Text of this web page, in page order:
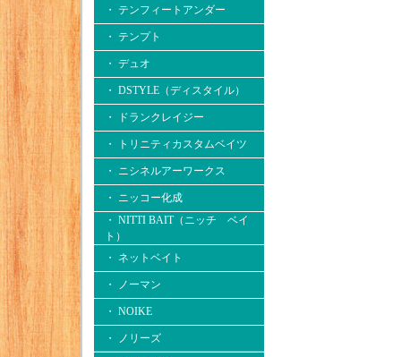
・ テンフィートアンダー
・ テンプト
・ デュオ
・ DSTYLE（ディスタイル）
・ ドランクレイジー
・ トリニティカスタムベイツ
・ ニシネルアーワークス
・ ニッコー化成
・ NITTI BAIT（ニッチ ベイ
ト）
・ ネットベイト
・ ノーマン
・ NOIKE
・ ノリーズ